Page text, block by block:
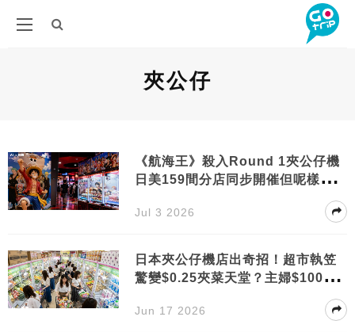
夾公仔
《航海王》殺入Round 1夾公仔機
日美159間分店同步開催但呢樣嘢只
Jul 3 2026
日本夾公仔機店出奇招！超市執笠
驚變$0.25夾菜天堂？主婦$100掃
Jun 17 2026